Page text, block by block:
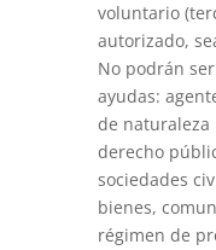
voluntario
autorizado,
No podrán
ayudas:
de naturaleza
derecho
sociedades
bienes,
régimen de